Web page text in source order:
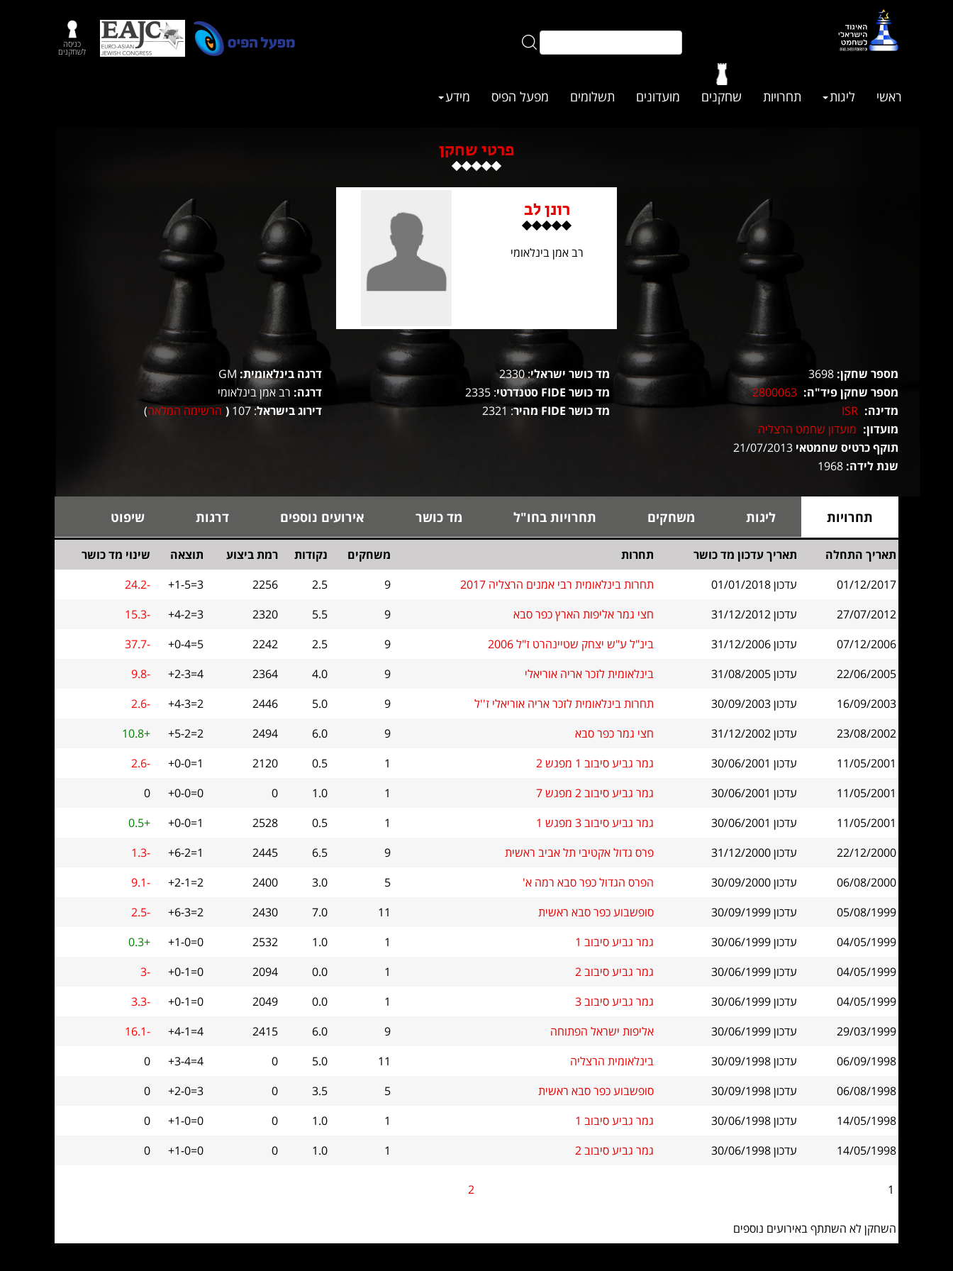
כניסה
לשחקנים
ראשי ליגות תחרויות שחקנים מועדונים תשלומים מפעל הפיס מידע
פרטי שחקן
רונן לב
רב אמן בינלאומי
מספר שחקן:
מספר שחקן פיד"ה: 2800063
מדינה: ISR
מועדון: מועדון שחמט הרצליה
תוקף כרטיס שחמטאי
שנת לידה:
מד כושר ישראלי: 2330
מד כושר FIDE סטנדרטי
: 2335
מד כושר FIDE מהיר
: 2321
דרגה בינלאומית:
דרגה: רב אמן בינלאומי
דירוג בישראל: 107
( הרשימה המלאה)
תחרויות ליגות משחקים תחרויות בחו"ל מד כושר אירועים נוספים דרגות שיפוט
תאריך התחלה תאריך עדכון מד כושר תחרות משחקים נקודות רמת ביצוע תוצאה
שינוי מד כושר
01/12/2017
עדכון 01/01/2018 תחרות בינלאומית רבי אמנים הרצליה 2017 9
2.5
2256
+1-5=3
24.2-
27/07/2012
עדכון 31/12/2012 חצי גמר אליפות הארץ כפר סבא 9
5.5
2320
+4-2=3
15.3-
07/12/2006
עדכון 31/12/2006 בינ"ל ע"ש יצחק שטיינהרט ז"ל 2006 9
2.5
2242
+0-4=5
37.7-
22/06/2005
עדכון 31/08/2005 בינלאומית לזכר אריה אוריאלי 9
4.0
2364
+2-3=4
9.8-
16/09/2003
עדכון 30/09/2003 תחרות בינלאומית לזכר אריה אוריאלי ז''ל 9
5.0
2446
+4-3=2
2.6-
23/08/2002
עדכון 31/12/2002 חצי גמר כפר סבא 9
6.0
2494
+5-2=2
10.8+
11/05/2001
עדכון 30/06/2001 גמר גביע סיבוב 1 מפגש 2 1
0.5
2120
+0-0=1
2.6-
11/05/2001
עדכון 30/06/2001 גמר גביע סיבוב 2 מפגש 7 1
1.0
0
+0-0=0
0
11/05/2001
עדכון 30/06/2001 גמר גביע סיבוב 3 מפגש 1 1
0.5
2528
+0-0=1
0.5+
22/12/2000
עדכון 31/12/2000 פרס גדול אקטיבי תל אביב ראשית 9
6.5
2445
+6-2=1
1.3-
06/08/2000
עדכון 30/09/2000 הפרס הגדול כפר סבא רמה א' 5
3.0
2400
+2-1=2
9.1-
05/08/1999
עדכון 30/09/1999 סופשבוע כפר סבא ראשית 11
7.0
2430
+6-3=2
2.5-
04/05/1999
עדכון 30/06/1999 גמר גביע סיבוב 1 1
1.0
2532
+1-0=0
0.3+
04/05/1999
עדכון 30/06/1999 גמר גביע סיבוב 2 1
0.0
2094
+0-1=0
3-
04/05/1999
עדכון 30/06/1999 גמר גביע סיבוב 3 1
0.0
2049
+0-1=0
3.3-
29/03/1999
עדכון 30/06/1999 אליפות ישראל הפתוחה 9
6.0
2415
+4-1=4
16.1-
06/09/1998
עדכון 30/09/1998 בינלאומית הרצליה 11
5.0
0
+3-4=4
0
06/08/1998
עדכון 30/09/1998 סופשבוע כפר סבא ראשית 5
3.5
0
+2-0=3
0
14/05/1998
עדכון 30/06/1998 גמר גביע סיבוב 1 1
1.0
0
+1-0=0
0
14/05/1998
עדכון 30/06/1998 גמר גביע סיבוב 2 1
1.0
0
+1-0=0
0
1
2
השחקן לא השתתף באירועים נוספים